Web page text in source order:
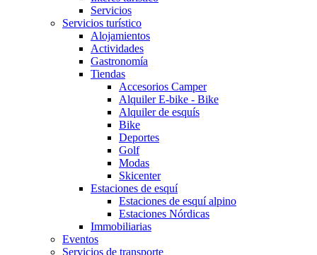
Servicios
Servicios turístico
Alojamientos
Actividades
Gastronomía
Tiendas
Accesorios Camper
Alquiler E-bike - Bike
Alquiler de esquís
Bike
Deportes
Golf
Modas
Skicenter
Estaciones de esquí
Estaciones de esquí alpino
Estaciones Nórdicas
Immobiliarias
Eventos
Servicios de transporte